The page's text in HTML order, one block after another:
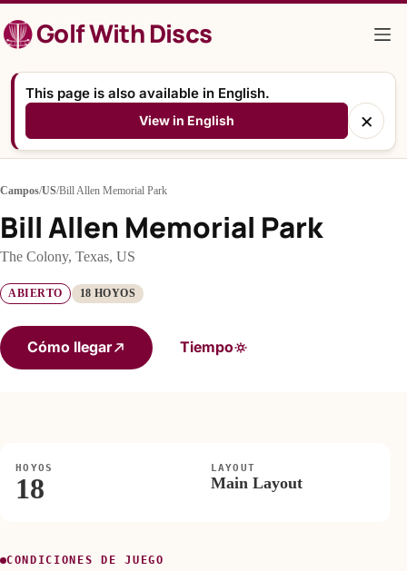
al
contenidoGolf With Discs
This page is also available in English.
View in English ×
Campos/US/Bill Allen Memorial Park
Bill Allen Memorial Park
The Colony, Texas, US
ABIERTO 18 HOYOS
Cómo llegar Tiempo
HOYOS
18
LAYOUT
Main Layout
CONDICIONES DE JUEGO